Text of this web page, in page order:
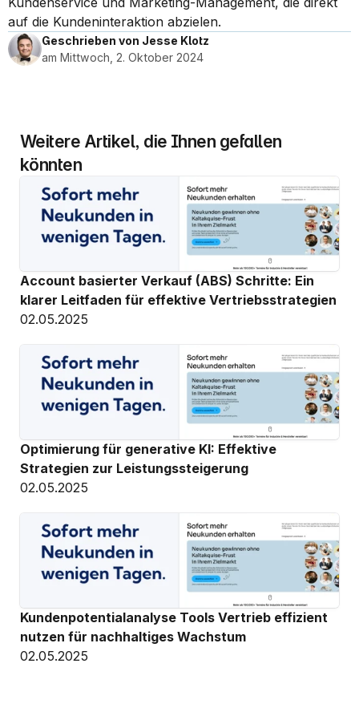
auf die Kundeninteraktion abzielen.
Geschrieben von Jesse Klotz
am Mittwoch, 2. Oktober 2024
Weitere Artikel, die Ihnen gefallen
könnten
Account basierter Verkauf (ABS) Schritte: Ein
klarer Leitfaden für effektive Vertriebsstrategien
02.05.2025
Optimierung für generative KI: Effektive
Strategien zur Leistungssteigerung
02.05.2025
Kundenpotentialanalyse Tools Vertrieb effizient
nutzen für nachhaltiges Wachstum
02.05.2025